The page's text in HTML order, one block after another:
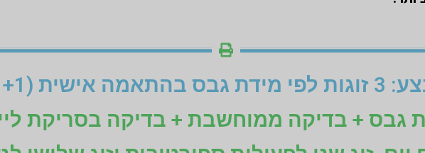
חינם)
גבס + בדיקה ממוחשבת + בדיקה בסריקת